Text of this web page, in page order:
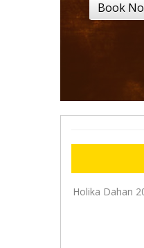
Book
Holika Dahan